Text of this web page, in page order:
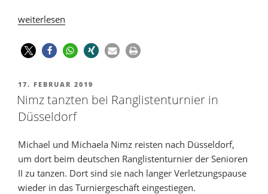
weiterlesen
17. FEBRUAR 2019
Nimz tanzten bei Ranglistenturnier in
Düsseldorf
Michael und Michaela Nimz reisten nach Düsseldorf,
um dort beim deutschen Ranglistenturnier der Senioren
II zu tanzen. Dort sind sie nach langer Verletzungspause
wieder in das Turniergeschäft eingestiegen.